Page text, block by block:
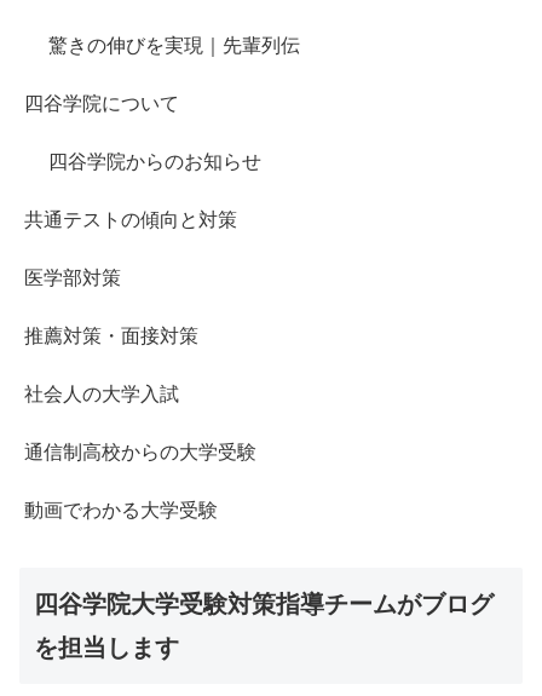
驚きの伸びを実現｜先輩列伝
四谷学院について
四谷学院からのお知らせ
共通テストの傾向と対策
医学部対策
推薦対策・面接対策
社会人の大学入試
通信制高校からの大学受験
動画でわかる大学受験
四谷学院大学受験対策指導チームがブログ
を担当します